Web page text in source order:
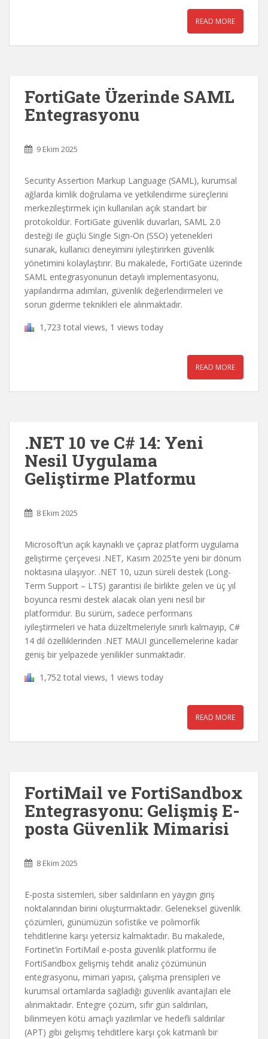
READ MORE
FortiGate Üzerinde SAML
Entegrasyonu
9 Ekim 2025
Security Assertion Markup Language (SAML), kurumsal
ağlarda kimlik doğrulama ve yetkilendirme süreçlerini
merkezileştirmek için kullanılan açık standart bir
protokoldür. FortiGate güvenlik duvarları, SAML 2.0
desteği ile güçlü Single Sign-On (SSO) yetenekleri
sunarak, kullanıcı deneyimini iyileştirirken güvenlik
yönetimini kolaylaştırır. Bu makalede, FortiGate üzerinde
SAML entegrasyonunun detaylı implementasyonu,
yapılandırma adımları, güvenlik değerlendirmeleri ve
sorun giderme teknikleri ele alınmaktadır.
1,723 total views, 1 views today
READ MORE
.NET 10 ve C# 14: Yeni
Nesil Uygulama
Geliştirme Platformu
8 Ekim 2025
Microsoft’un açık kaynaklı ve çapraz platform uygulama
geliştirme çerçevesi .NET, Kasım 2025′te yeni bir dönüm
noktasına ulaşıyor. .NET 10, uzun süreli destek (Long-
Term Support – LTS) garantisi ile birlikte gelen ve üç yıl
boyunca resmi destek alacak olan yeni nesil bir
platformdur. Bu sürüm, sadece performans
iyileştirmeleri ve hata düzeltmeleriyle sınırlı kalmayıp, C#
14 dil özelliklerinden .NET MAUI güncellemelerine kadar
geniş bir yelpazede yenilikler sunmaktadır.
1,752 total views, 1 views today
READ MORE
FortiMail ve FortiSandbox
Entegrasyonu: Gelişmiş E-
posta Güvenlik Mimarisi
8 Ekim 2025
E-posta sistemleri, siber saldırıların en yaygın giriş
noktalarından birini oluşturmaktadır. Geleneksel güvenlik
çözümleri, günümüzün sofistike ve polimorfik
tehditlerine karşı yetersiz kalmaktadır. Bu makalede,
Fortinet’in FortiMail e-posta güvenlik platformu ile
FortiSandbox gelişmiş tehdit analiz çözümünün
entegrasyonu, mimari yapısı, çalışma prensipleri ve
kurumsal ortamlarda sağladığı güvenlik avantajları ele
alınmaktadır. Entegre çözüm, sıfır gün saldırıları,
bilinmeyen kötü amaçlı yazılımlar ve hedefli saldırılar
(APT) gibi gelişmiş tehditlere karşı çok katmanlı bir